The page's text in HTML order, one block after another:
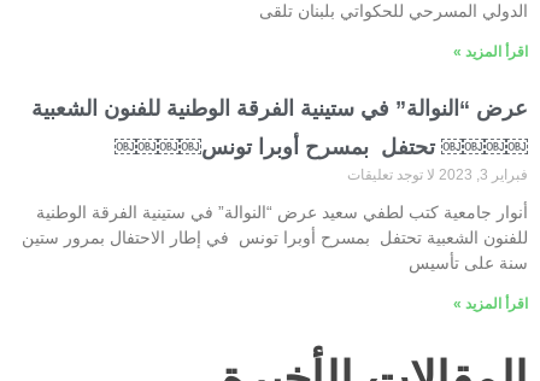
الدولي المسرحي للحكواتي بلبنان تلقى
اقرأ المزيد »
عرض “النوالة” في ستينية الفرقة الوطنية للفنون الشعبية
￼￼￼￼ تحتفل بمسرح أوبرا تونس￼￼￼￼
فبراير 3, 2023 لا توجد تعليقات
أنوار جامعية كتب لطفي سعيد عرض “النوالة” في ستينية الفرقة الوطنية
للفنون الشعبية تحتفل بمسرح أوبرا تونس في إطار الاحتفال بمرور ستين
سنة على تأسيس
اقرأ المزيد »